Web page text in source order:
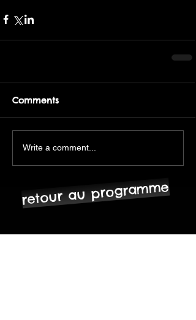
Comments
Write a comment...
retour au programme